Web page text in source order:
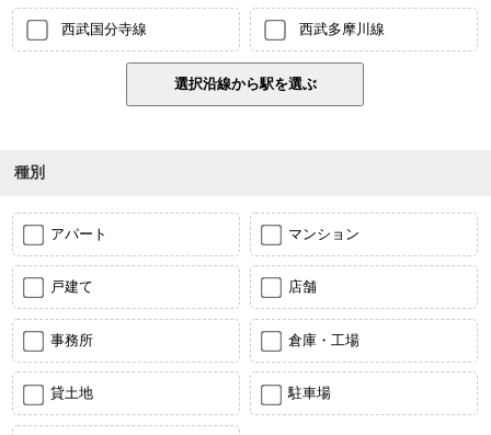
西武国分寺線 西武多摩川線
種別
アパート マンション
戸建て 店舗
事務所 倉庫・工場
貸土地 駐車場